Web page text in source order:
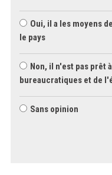
Oui, il a les moyens
le pays
Non, il n'est pas prêt
bureaucratiques et de
Sans opinion